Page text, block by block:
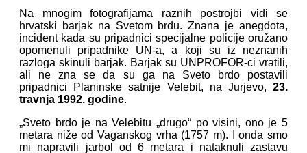
Na mnogim fotografijama raznih postrojbi vidi se
hrvatski barjak na Svetom brdu. Znana je anegdota,
incident kada su pripadnici specijalne policije oružano
opomenuli pripadnike UN-a, a koji su iz neznanih
razloga skinuli barjak. Barjak su UNPROFOR-ci vratili,
ali ne zna se da su ga na Sveto brdo postavili
pripadnici Planinske satnije Velebit, na Jurjevo, 23.
travnja 1992. godine.
„Sveto brdo je na Velebitu „drugo“ po visini, ono je 5
metara niže od Vaganskog vrha (1757 m). I onda smo
mi napravili jarbol od 6 metara i nataknuli zastavu